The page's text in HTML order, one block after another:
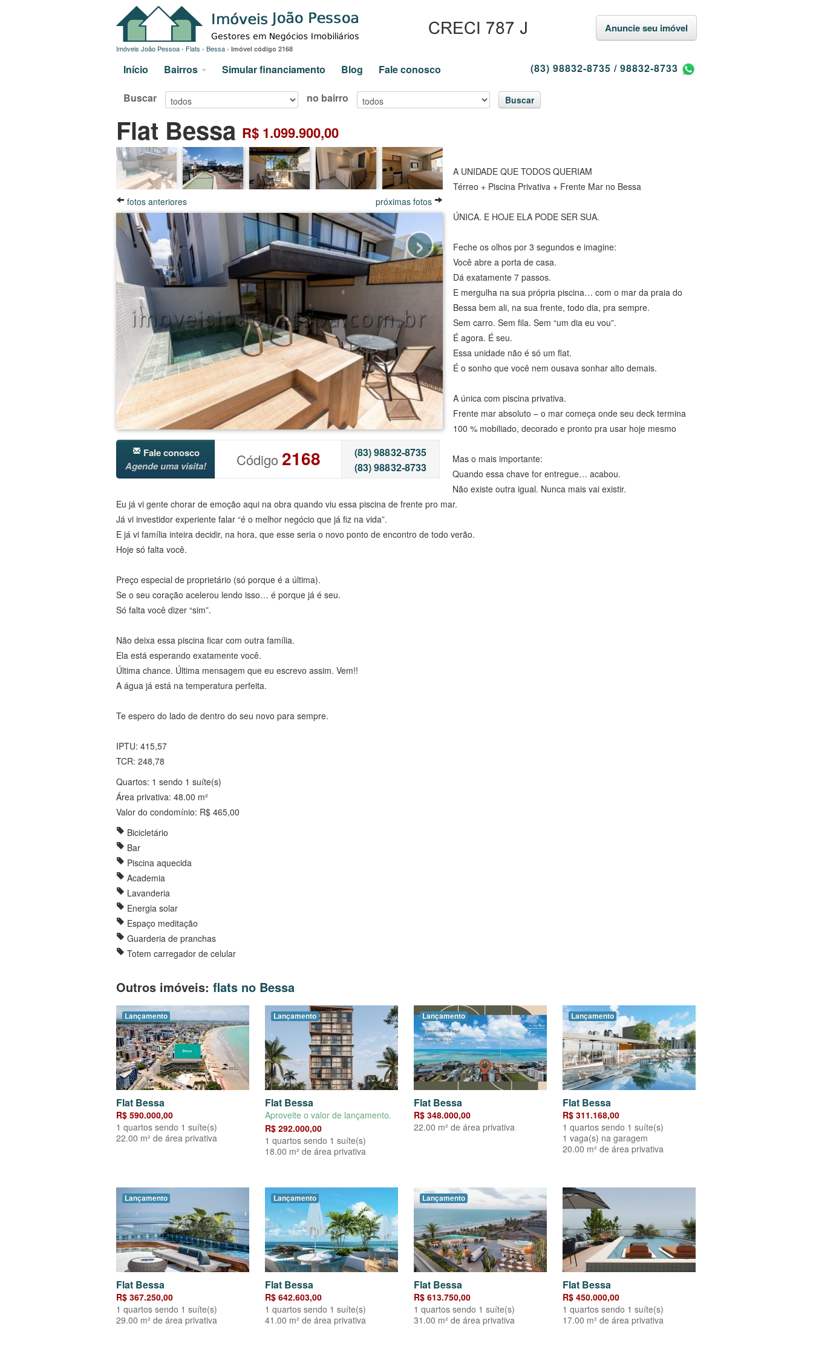
Anuncie seu imóvel
Imóveis João Pessoa › Flats › Bessa › Imóvel código 2168
Início Bairros Simular financiamento Blog Fale conosco (83) 98832-8735 / 98832-8733
Buscar no bairro Buscar
Flat Bessa R$ 1.099.900,00
fotos anteriores próximas fotos
›
Fale conosco
Agende uma visita!
Código2168
(83) 98832-8735
(83) 98832-8733
A UNIDADE QUE TODOS QUERIAM
Térreo + Piscina Privativa + Frente Mar no Bessa
ÚNICA. E HOJE ELA PODE SER SUA.
Feche os olhos por 3 segundos e imagine:
Você abre a porta de casa.
Dá exatamente 7 passos.
E mergulha na sua própria piscina… com o mar da praia do
Bessa bem ali, na sua frente, todo dia, pra sempre.
Sem carro. Sem fila. Sem “um dia eu vou”.
É agora. É seu.
Essa unidade não é só um flat.
É o sonho que você nem ousava sonhar alto demais.
A única com piscina privativa.
Frente mar absoluto – o mar começa onde seu deck termina
100 % mobiliado, decorado e pronto pra usar hoje mesmo
Mas o mais importante:
Quando essa chave for entregue… acabou.
Não existe outra igual. Nunca mais vai existir.
Eu já vi gente chorar de emoção aqui na obra quando viu essa piscina de frente pro mar.
Já vi investidor experiente falar “é o melhor negócio que já fiz na vida”.
E já vi família inteira decidir, na hora, que esse seria o novo ponto de encontro de todo verão.
Hoje só falta você.
Preço especial de proprietário (só porque é a última).
Se o seu coração acelerou lendo isso… é porque já é seu.
Só falta você dizer “sim”.
Não deixa essa piscina ficar com outra família.
Ela está esperando exatamente você.
Última chance. Última mensagem que eu escrevo assim. Vem!!
A água já está na temperatura perfeita.
Te espero do lado de dentro do seu novo para sempre.
IPTU: 415,57
TCR: 248,78
Quartos: 1 sendo 1 suíte(s)
Área privativa: 48.00 m²
Valor do condomínio: R$ 465,00
Bicicletário
Bar
Piscina aquecida
Academia
Lavanderia
Energia solar
Espaço meditação
Guarderia de pranchas
Totem carregador de celular
Outros imóveis: flats no Bessa
Lançamento
Flat Bessa
R$ 590.000,00
1 quartos sendo 1 suíte(s)
22.00 m² de área privativa
Lançamento
Flat Bessa
Aproveite o valor de lançamento.
R$ 292.000,00
1 quartos sendo 1 suíte(s)
18.00 m² de área privativa
Lançamento
Flat Bessa
R$ 348.000,00
22.00 m² de área privativa
Lançamento
Flat Bessa
R$ 311.168,00
1 quartos sendo 1 suíte(s)
1 vaga(s) na garagem
20.00 m² de área privativa
Lançamento
Flat Bessa
R$ 367.250,00
1 quartos sendo 1 suíte(s)
29.00 m² de área privativa
Lançamento
Flat Bessa
R$ 642.603,00
1 quartos sendo 1 suíte(s)
41.00 m² de área privativa
Lançamento
Flat Bessa
R$ 613.750,00
1 quartos sendo 1 suíte(s)
31.00 m² de área privativa
Flat Bessa
R$ 450.000,00
1 quartos sendo 1 suíte(s)
17.00 m² de área privativa